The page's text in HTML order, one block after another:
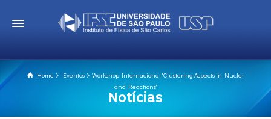
Home Eventos
Workshop Internacional "Clustering Aspects in Nuclei
and Reactions"
Notícias